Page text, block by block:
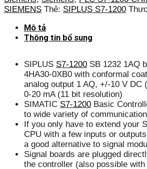
SIEMENS Thẻ: SIPLUS S7-1200
Mô tả
Thông tin bổ sung
SIPLUS S7-1200 SB 1232 1AQ
4HA30-0XB0 with conformal
analog output 1 AQ, +/-10 V DC
0-20 mA (11 bit resolution)
SIMATIC S7-1200 Basic
to wide variety of
If you only have to extend your
CPU with a few inputs or
a good alternative to signal
Signal boards are plugged
the controller (also possible with